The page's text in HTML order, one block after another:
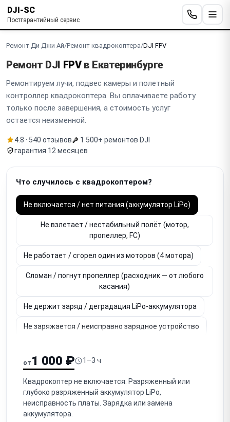
DJI-SC
Постгарантийный сервис
Ремонт Ди Джи Ай/Ремонт квадрокоптера/DJI FPV
Ремонт DJI FPVв Екатеринбурге
Ремонтируем лучи, подвес камеры и полетный
контроллер квадрокоптера. Вы оплачиваете работу
только после завершения, а стоимость услуг
остается неизменной.
4.8 · 540 отзывов
1 500+ ремонтов DJI
гарантия 12 месяцев
Что случилось с квадрокоптером?
Не включается / нет питания (аккумулятор LiPo)
Не взлетает / нестабильный полёт (мотор,
пропеллер, FC)
Не работает / сгорел один из моторов (4 мотора)
Сломан / погнут пропеллер (расходник — от любого
касания)
Не держит заряд / деградация LiPo-аккумулятора
Не заряжается / неисправно зарядное устройство
Не работает / заклинил гимбал (стабилизатор
камеры)
Нет связи / обрыв связи с пультом (радиоканал, RC
link)
от 1 000 ₽ 1–3 ч
Квадрокоптер не включается. Разряженный или
глубоко разряженный аккумулятор LiPo,
неисправность платы. Зарядка или замена
аккумулятора.